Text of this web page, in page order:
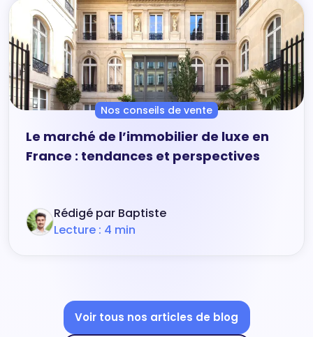
Nos conseils de vente
Le marché de l’immobilier de luxe en
France : tendances et perspectives
Rédigé par Baptiste
Lecture : 4 min
Voir tous nos articles de blog